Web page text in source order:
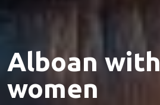
Alboan with
women